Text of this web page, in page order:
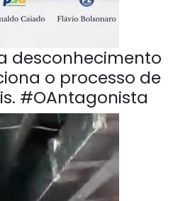
desconhecimento
o processo de
#OAntagonista